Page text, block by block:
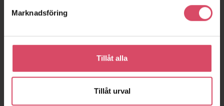
Marknadsföring
Tillåt alla
Tillåt urval